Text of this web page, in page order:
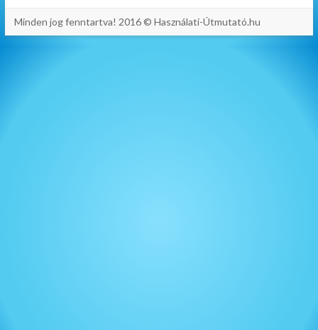
Minden jog fenntartva! 2016 © Használati-Útmutató.hu